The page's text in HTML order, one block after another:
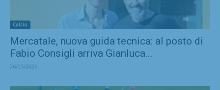
Calcio
Mercatale, nuova guida tecnica: al posto di
Fabio Consigli arriva Gianluca...
26/05/2026